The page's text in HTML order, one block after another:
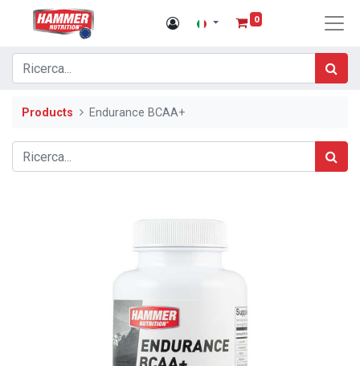
0
Products Endurance BCAA+